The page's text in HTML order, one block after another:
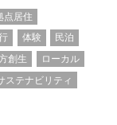
点居住
体験
民泊
創生
ローカル
ステナビリティ